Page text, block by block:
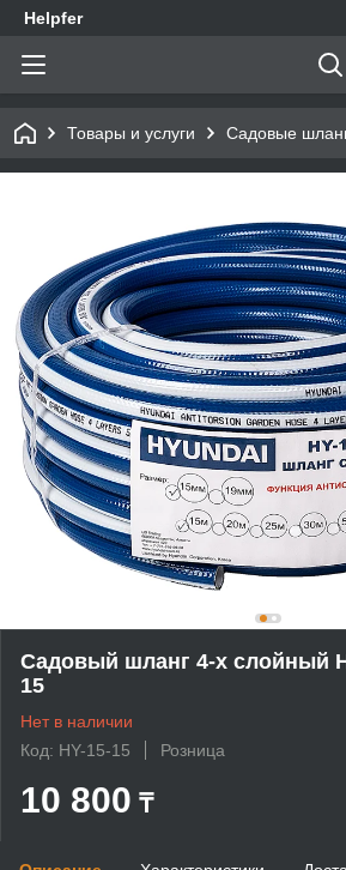
Helpfer
Товары и услуги Садовые
Садовый шланг 4-х слойный
15
Нет в наличии
Код: HY-15-15
Розница
10 800 ₸